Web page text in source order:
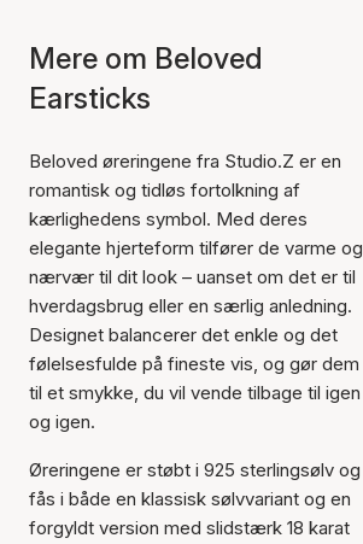
Mere om Beloved
Earsticks
Beloved øreringene fra Studio.Z er en
romantisk og tidløs fortolkning af
kærlighedens symbol. Med deres
elegante hjerteform tilfører de varme og
nærvær til dit look – uanset om det er til
hverdagsbrug eller en særlig anledning.
Designet balancerer det enkle og det
følelsesfulde på fineste vis, og gør dem
til et smykke, du vil vende tilbage til igen
og igen.
Øreringene er støbt i 925 sterlingsølv og
fås i både en klassisk sølvvariant og en
forgyldt version med slidstærk 18 karat